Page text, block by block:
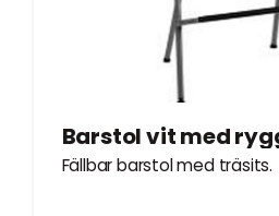
Fällbar barstol med träsits.